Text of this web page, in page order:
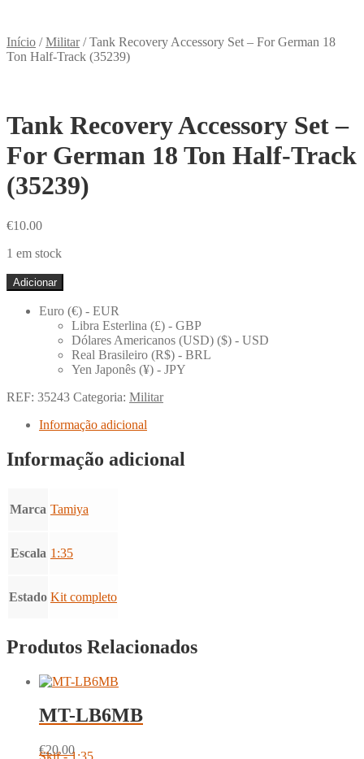
Início /Militar/Tank Recovery Accessory Set – For German 18
Ton Half-Track (35239)
Tank Recovery Accessory Set –
For German 18 Ton Half-Track
(35239)
€10.00
1 em stock
Quantidade
de
Tank
Accessory
German
Track
(35239)
Adicionar
Euro (€) - EUR
Libra Esterlina (£) - GBP
Dólares Americanos (USD) ($) - USD
Real Brasileiro (R$) - BRL
Yen Japonês (¥) - JPY
REF: 35243 Categoria: Militar
Informação adicional
Informação adicional
Marca Tamiya
Escala 1:35
Estado Kit completo
Produtos Relacionados
MT-LB6MB
€20.00